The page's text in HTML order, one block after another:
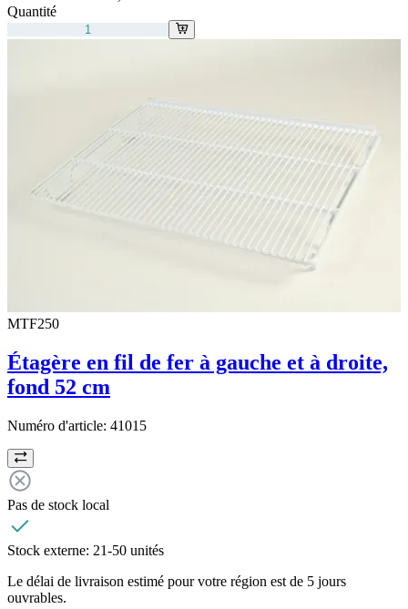
Quantité
MTF250
Étagère en fil de fer à gauche et à droite,
fond 52 cm
Numéro d'article: 41015
Pas de stock local
Stock externe: 21-50 unités
Le délai de livraison estimé pour votre région est de 5 jours
ouvrables.